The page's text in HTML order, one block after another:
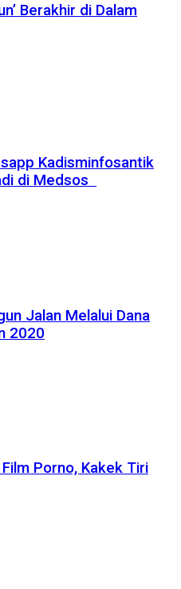
Berakhir di Dalam
Kadisminfosantik
di Medsos
Jalan Melalui Dana
2020
Porno, Kakek Tiri